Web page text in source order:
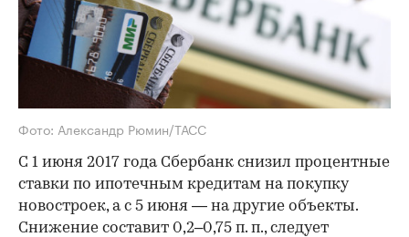
Фото: Александр Рюмин/ТАСС
С 1 июня 2017 года Сбербанк снизил процентные
ставки по ипотечным кредитам на покупку
новостроек, а с 5 июня — на другие объекты.
Снижение составит 0,2–0,75 п. п., следует